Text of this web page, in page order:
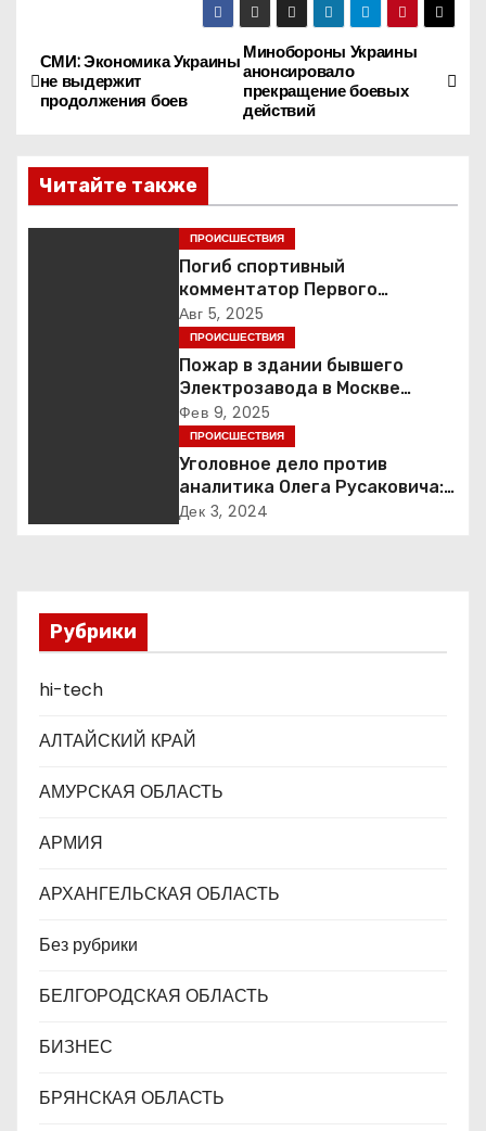
Н
а
и
о
а
п
и
с
я
м
Минобороны Украины
анонсировало
прекращение боевых
действий
СМИ: Экономика Украины
не выдержит
продолжения боев
Читайте также
ПРОИСШЕСТВИЯ
Погиб спортивный
комментатор Первого
Александр Гришин
Авг 5, 2025
ПРОИСШЕСТВИЯ
Пожар в здании бывшего
Электрозавода в Москве
успешно ликвидирован
Фев 9, 2025
ПРОИСШЕСТВИЯ
Уголовное дело против
аналитика Олега Русаковича:
обвинения, вымогательство и
Дек 3, 2024
Рубрики
hi-tech
АЛТАЙСКИЙ КРАЙ
АМУРСКАЯ ОБЛАСТЬ
АРМИЯ
АРХАНГЕЛЬСКАЯ ОБЛАСТЬ
Без рубрики
БЕЛГОРОДСКАЯ ОБЛАСТЬ
БИЗНЕС
БРЯНСКАЯ ОБЛАСТЬ